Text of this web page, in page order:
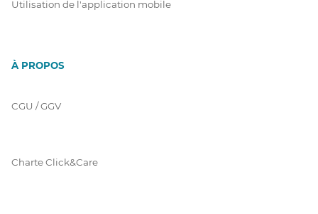
Utilisation de l'application mobile
À PROPOS
CGU / GGV
Charte Click&Care